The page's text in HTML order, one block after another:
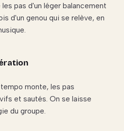
pas d'un léger balancement
d'un genou qui se relève, en
monte, les pas
et sautés. On se laisse
du groupe.